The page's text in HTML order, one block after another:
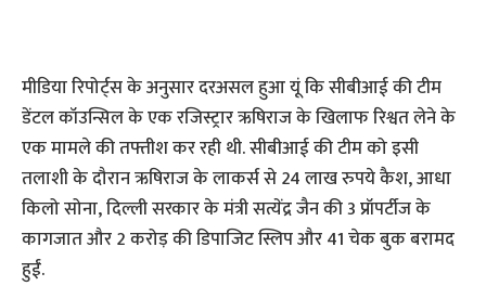
मीडिया रिपोर्ट्स के अनुसार दरअसल हुआ यूं कि सीबीआई की टीम
डेंटल कॉउन्सिल के एक रजिस्ट्रार ऋषिराज के खिलाफ रिश्वत लेने के
एक मामले की तफ्तीश कर रही थी. सीबीआई की टीम को इसी
तलाशी के दौरान ऋषिराज के लाकर्स से 24 लाख रुपये कैश, आधा
किलो सोना, दिल्ली सरकार के मंत्री सत्येंद्र जैन की 3 प्रॉपर्टीज के
कागजात और 2 करोड़ की डिपाजिट स्लिप और 41 चेक बुक बरामद
हुईं.